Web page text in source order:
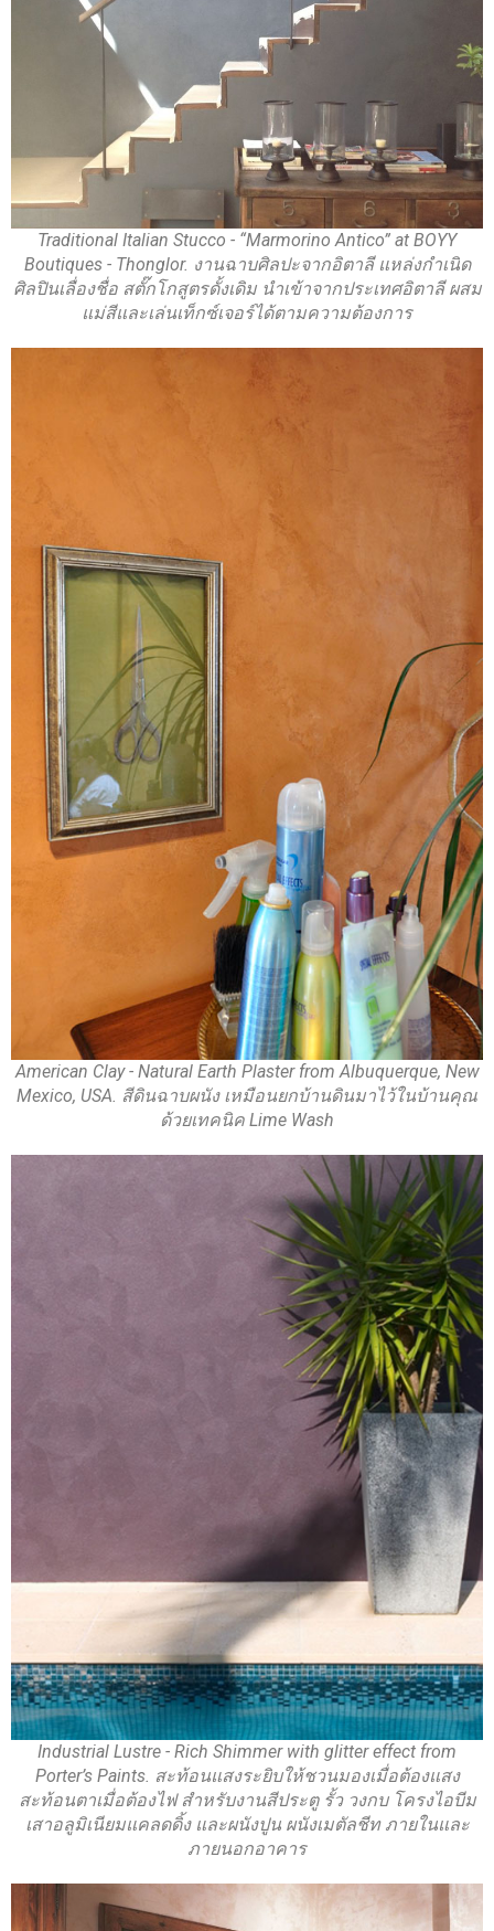
Traditional Italian Stucco - “Marmorino Antico” at BOYY
Boutiques - Thonglor. งานฉาบศิลปะจากอิตาลี แหล่งกำเนิด
ศิลปินเลื่องชื่อ สตั๊กโกสูตรดั้งเดิม นำเข้าจากประเทศอิตาลี ผสม
แม่สีและเล่นเท็กซ์เจอร์ได้ตามความต้องการ
American Clay - Natural Earth Plaster from Albuquerque, New
Mexico, USA. สีดินฉาบผนัง เหมือนยกบ้านดินมาไว้ในบ้านคุณ
ด้วยเทคนิค Lime Wash
Industrial Lustre - Rich Shimmer with glitter effect from
Porter’s Paints. สะท้อนแสงระยิบให้ชวนมองเมื่อต้องแสง
สะท้อนตาเมื่อต้องไฟ สำหรับงานสีประตู รั้ว วงกบ โครงไอบีม
เสาอลูมิเนียมแคลดดิ้ง และผนังปูน ผนังเมตัลชีท ภายในและ
ภายนอกอาคาร